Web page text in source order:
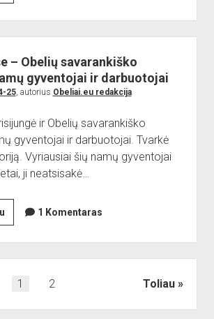
jaunieji
šauliai
akcijoje
„Darom
2015“
– Obelių savarankiško
gyventojai ir darbuotojai
25, autorius Obeliai.eu redakcija
ir Obelių savarankiško
gyventojai ir darbuotojai. Tvarkė
Vyriausiai šių namų gyventojai
ji neatsisakė…
Nuotraukose
–
Obelių
savarankiško
gyvenimo
gyventojai
1 Komentaras
1 2 Toliau